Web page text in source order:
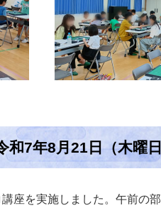
7年8月21日（木曜日
座を実施しました。午前の